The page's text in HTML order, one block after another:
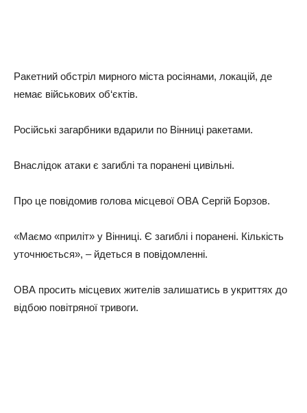
Ракетний обстріл мирного міста росіянами, локацій, де
немає військових об‘єктів.
Російські загарбники вдарили по Вінниці ракетами.
Внаслідок атаки є загиблі та поранені цивільні.
Про це повідомив голова місцевої ОВА Сергій Борзов.
«Маємо «приліт» у Вінниці. Є загиблі і поранені. Кількість
уточнюється», – йдеться в повідомленні.
ОВА просить місцевих жителів залишатись в укриттях до
відбою повітряної тривоги.